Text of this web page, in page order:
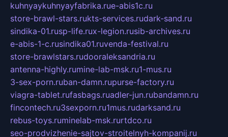
kuhnyaykuhnyayfabrika.rue-abis1c.ru
store-brawl-stars.rukts-services.rudark-sand.ru
sindika-01.rusp-life.rux-legion.rusib-archives.ru
e-abis-1-c.rusindika01.ruvenda-festival.ru
store-brawlstars.rudooraleksandria.ru
antenna-highly.rumine-lab-msk.ru1-mus.ru
3-sex-porn.ruban-damn.rupurse-factory.ru
viagra-tablet.rufasbags.ruadler-jun.rubandamn.ru
fincontech.ru3sexporn.ru1mus.rudarksand.ru
rebus-toys.ruminelab-msk.rurtdco.ru
seo-prodvizhenie-sajtov-stroitelnyh-kompanij.ru